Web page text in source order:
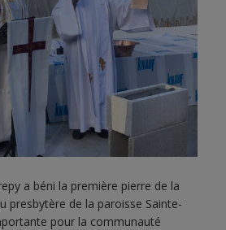
a béni la première pierre de la
presbytère de la paroisse Sainte-
pour la communauté